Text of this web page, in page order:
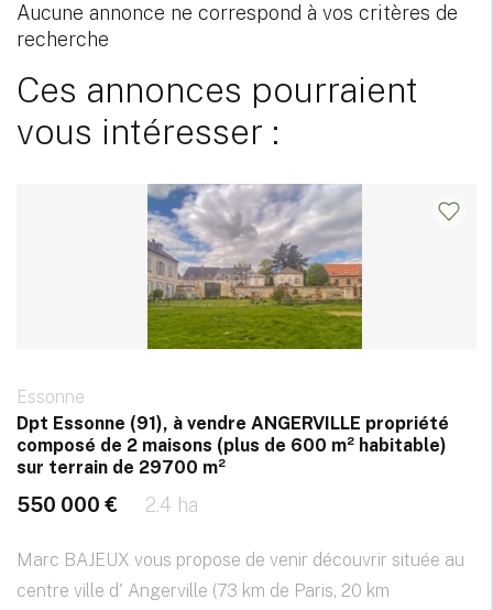
Aucune annonce ne correspond à vos critères de
recherche
Ces annonces pourraient
vous intéresser :
Essonne
Dpt Essonne (91), à vendre ANGERVILLE propriété
composé de 2 maisons (plus de 600 m² habitable)
sur terrain de 29700 m²
550 000 € 2.4 ha
Marc BAJEUX vous propose de venir découvrir située au
centre ville d' Angerville (73 km de Paris, 20 km